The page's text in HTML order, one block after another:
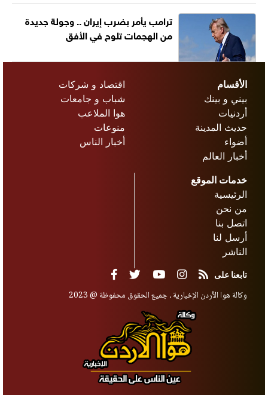
ترامب يأمر بضرب إيران .. وجولة جديدة
من الهجمات تلوح في الأفق
الأقسام
بيني و بينك
أردنيات
حديث المدينة
أضواء
أخبار العالم
اقتصاد و شركات
شباب و جامعات
هوا الملاعب
منوعات
أخبار الناس
خدمات الموقع
الرئيسية
من نحن
اتصل بنا
أرسل لنا
الناشر
تابعنا على
وكالة هوا الأردن الإخبارية ، جميع الحقوق محفوظة @ 2023